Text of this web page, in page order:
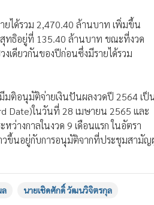
ได้รวม 2,470.40 ล้านบาท เพิ่มขึ้น
สุทธิอยู่ที่ 135.40 ล้านบาท ขณะที่งวด
เดียวกันของปีก่อนซึ่งมีรายได้รวม
ติอนุมัติจ่ายเงินปันผลงวดปี 2564 เป็
Date)ในวันที่ 28 เมษายน 2565 และ
างกาลในงวด 9 เดือนแรก ในอัตรา
วขึ้นอยู่กับการอนุมัติจากที่ประชุมสามัญ
นายเชิดศักดิ์ วัฒนวิจิตรกุล